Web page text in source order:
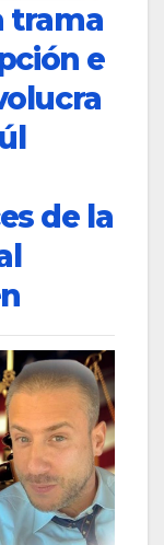
trama
e
de la